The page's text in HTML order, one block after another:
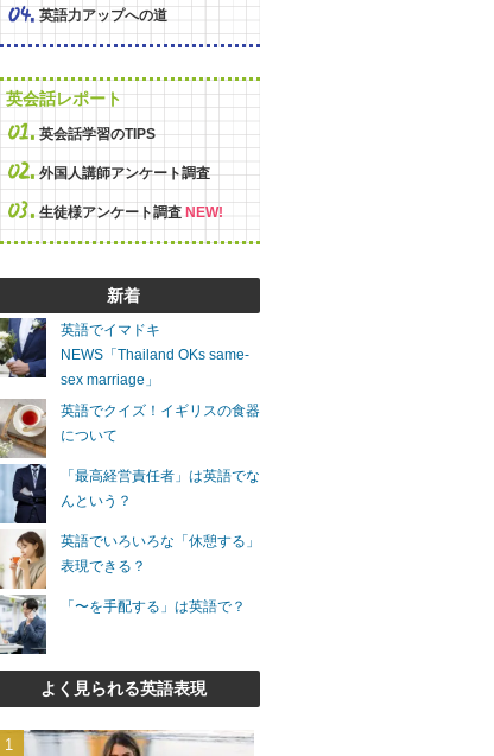
英語力アップへの道
英会話レポート
英会話学習のTIPS
外国人講師アンケート調査
生徒様アンケート調査
新着
英語でイマドキ
NEWS「Thailand OKs same-
sex marriage」
英語でクイズ！イギリスの食器
について
「最高経営責任者」は英語でな
んという？
英語でいろいろな「休憩する」
表現できる？
「〜を手配する」は英語で？
よく見られる英語表現